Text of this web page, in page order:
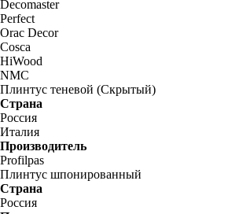
Decomaster
Perfect
Orac Decor
Cosca
HiWood
NMC
Плинтус теневой (Скрытый)
Страна
Россия
Италия
Производитель
Profilpas
Плинтус шпонированный
Страна
Россия